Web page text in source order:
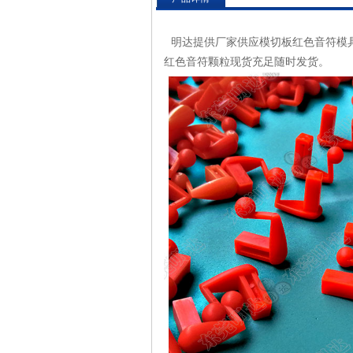
明达提供厂家供应模切板红色音符模
红色音符颗粒现货充足随时发货。